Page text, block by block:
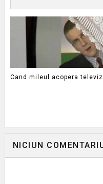
Cand mileul acopera
NICIUN